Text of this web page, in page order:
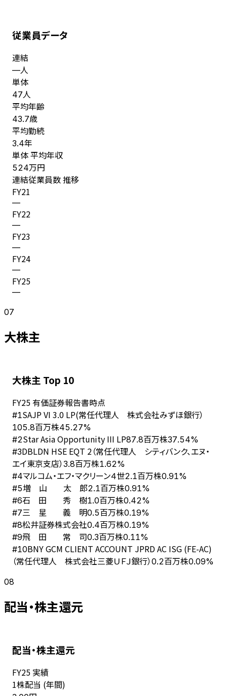
従業員データ
連結
—人
単体
47人
平均年齢
43.7歳
平均勤続
3.4年
単体 平均年収
524万円
連結従業員数 推移
FY21
—
FY22
—
FY23
—
FY24
—
FY25
—
07
大株主
大株主 Top 10
FY25 有価証券報告書時点
#1SAJP VI 3.0 LP(常任代理人 株式会社みずほ銀行）
105.8百万株45.27%
#2Star Asia Opportunity III LP87.8百万株37.54%
#3DBLDN HSE EQT 2（常任代理人 シティバンク、エヌ・
エイ東京支店） 3.8百万株1.62%
#4マルコム・エフ・マクリーン４世2.1百万株0.91%
#5増 山 太 郎2.1百万株0.91%
#6石 田 秀 樹1.0百万株0.42%
#7三 星 義 明0.5百万株0.19%
#8松井証券株式会社0.4百万株0.19%
#9飛 田 常 司0.3百万株0.11%
#10BNY GCM CLIENT ACCOUNT JPRD AC ISG (FE-AC)
（常任代理人 株式会社三菱ＵＦＪ銀行） 0.2百万株0.09%
08
配当・株主還元
配当・株主還元
FY25 実績
1株配当 (年間)